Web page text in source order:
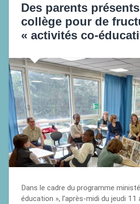
Des parents
collège pour de
« activités co-
Dans le cadre du programme
éducation », l’après-midi du jeudi 11